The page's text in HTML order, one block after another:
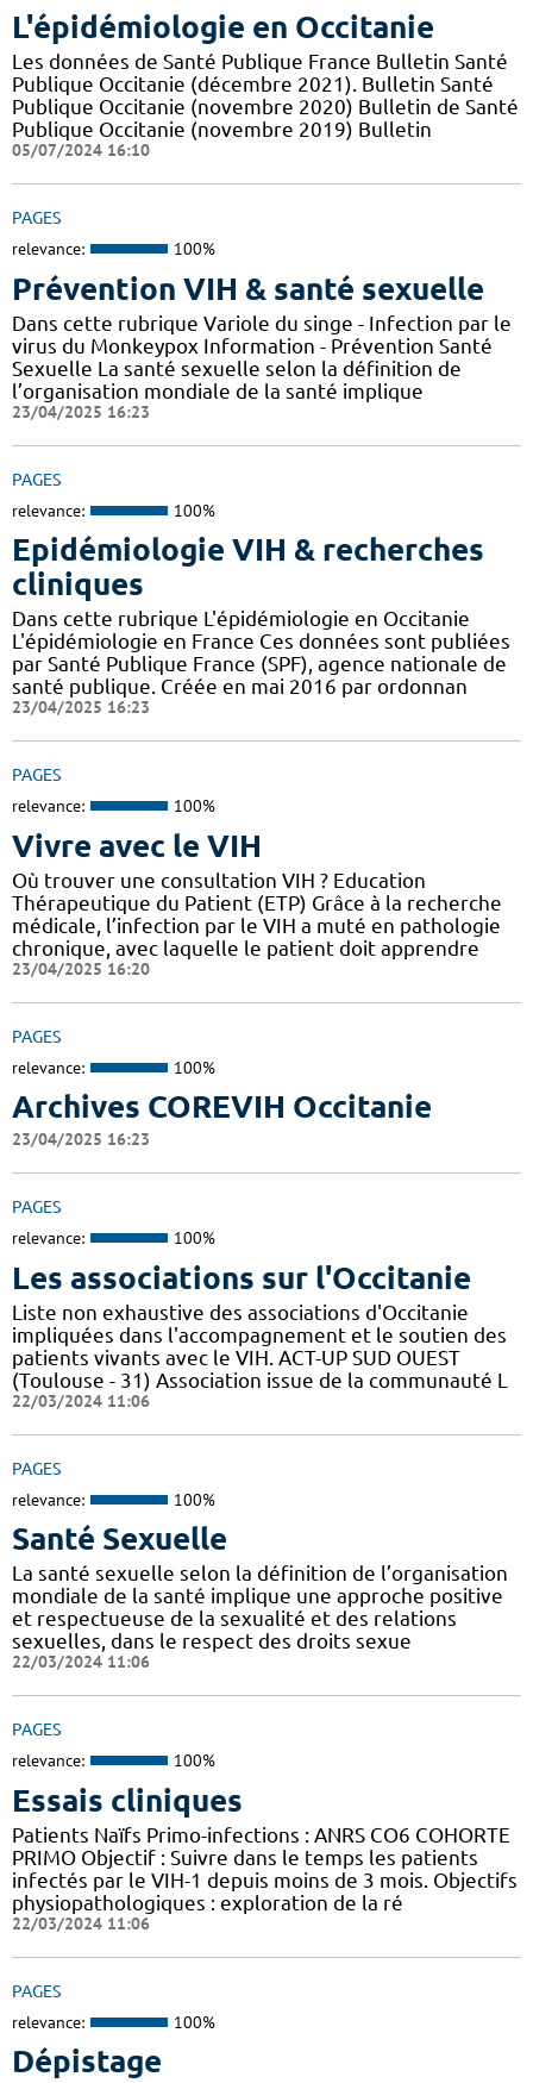
L'épidémiologie en Occitanie
Les données de Santé Publique France Bulletin Santé
Publique Occitanie (décembre 2021). Bulletin Santé
Publique Occitanie (novembre 2020) Bulletin de Santé
Publique Occitanie (novembre 2019) Bulletin
05/07/2024 16:10
PAGES
relevance: 100%
Prévention VIH & santé sexuelle
Dans cette rubrique Variole du singe - Infection par le
virus du Monkeypox Information - Prévention Santé
Sexuelle La santé sexuelle selon la définition de
l’organisation mondiale de la santé implique
23/04/2025 16:23
PAGES
relevance: 100%
Epidémiologie VIH & recherches
cliniques
Dans cette rubrique L'épidémiologie en Occitanie
L'épidémiologie en France Ces données sont publiées
par Santé Publique France (SPF), agence nationale de
santé publique. Créée en mai 2016 par ordonnan
23/04/2025 16:23
PAGES
relevance: 100%
Vivre avec le VIH
Où trouver une consultation VIH ? Education
Thérapeutique du Patient (ETP) Grâce à la recherche
médicale, l’infection par le VIH a muté en pathologie
chronique, avec laquelle le patient doit apprendre
23/04/2025 16:20
PAGES
relevance: 100%
Archives COREVIH Occitanie
23/04/2025 16:23
PAGES
relevance: 100%
Les associations sur l'Occitanie
Liste non exhaustive des associations d'Occitanie
impliquées dans l'accompagnement et le soutien des
patients vivants avec le VIH. ACT-UP SUD OUEST
(Toulouse - 31) Association issue de la communauté L
22/03/2024 11:06
PAGES
relevance: 100%
Santé Sexuelle
La santé sexuelle selon la définition de l’organisation
mondiale de la santé implique une approche positive
et respectueuse de la sexualité et des relations
sexuelles, dans le respect des droits sexue
22/03/2024 11:06
PAGES
relevance: 100%
Essais cliniques
Patients Naïfs Primo-infections : ANRS CO6 COHORTE
PRIMO Objectif : Suivre dans le temps les patients
infectés par le VIH-1 depuis moins de 3 mois. Objectifs
physiopathologiques : exploration de la ré
22/03/2024 11:06
PAGES
relevance: 100%
Dépistage